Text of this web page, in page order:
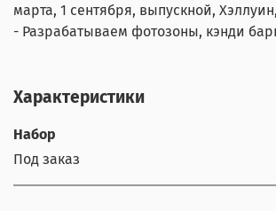
марта, 1 сентября, выпускной,
- Разрабатываем фотозоны, кэнди
Характеристики
Набор
Под заказ